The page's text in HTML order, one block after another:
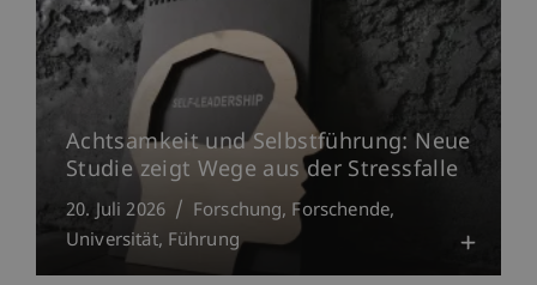
Achtsamkeit und Selbstführung: Neue
Studie zeigt Wege aus der Stressfalle
20. Juli 2026 Forschung Forschende
Universität Führung